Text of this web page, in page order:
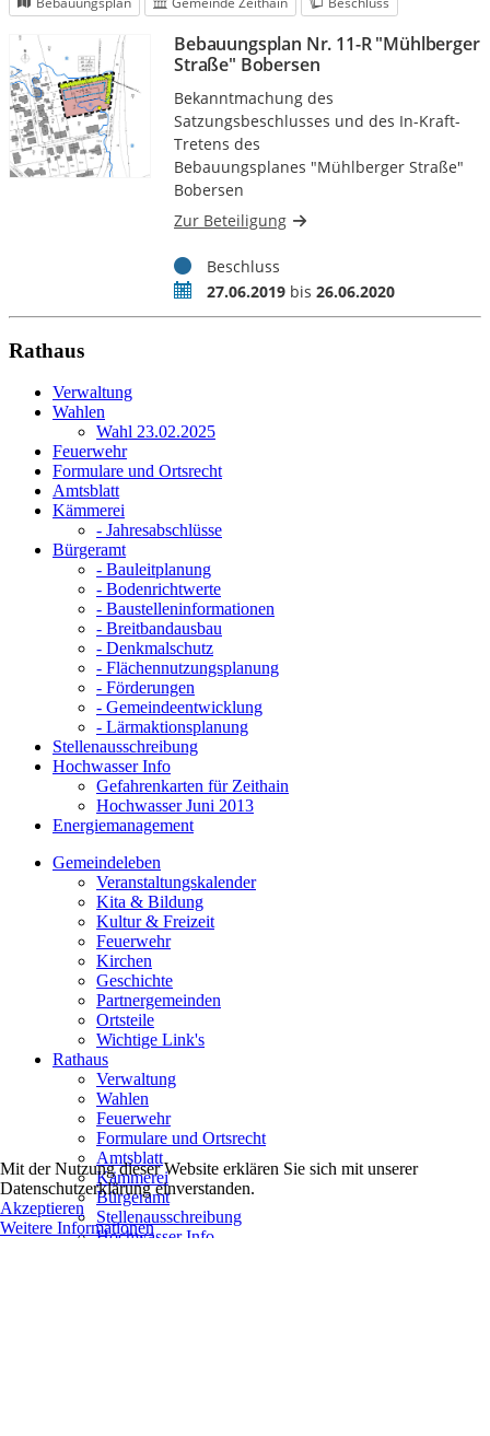
Rathaus
Verwaltung
Wahlen
Wahl 23.02.2025
Feuerwehr
Formulare und Ortsrecht
Amtsblatt
Kämmerei
- Jahresabschlüsse
Bürgeramt
- Bauleitplanung
- Bodenrichtwerte
- Baustelleninformationen
- Breitbandausbau
- Denkmalschutz
- Flächennutzungsplanung
- Förderungen
- Gemeindeentwicklung
- Lärmaktionsplanung
Stellenausschreibung
Hochwasser Info
Gefahrenkarten für Zeithain
Hochwasser Juni 2013
Energiemanagement
Gemeindeleben
Veranstaltungskalender
Kita & Bildung
Kultur & Freizeit
Feuerwehr
Kirchen
Geschichte
Partnergemeinden
Ortsteile
Wichtige Link's
Rathaus
Verwaltung
Wahlen
Feuerwehr
Formulare und Ortsrecht
Amtsblatt
Kämmerei
Bürgeramt
Stellenausschreibung
Hochwasser Info
Mit der Nutzung dieser Website erklären Sie sich mit unserer
Datenschutzerklärung einverstanden.
Akzeptieren
Weitere Informationen